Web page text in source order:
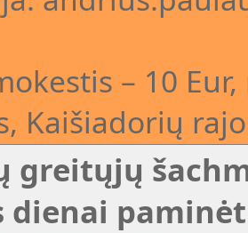
– 10
Kaišiadorių
greitųjų
dienai